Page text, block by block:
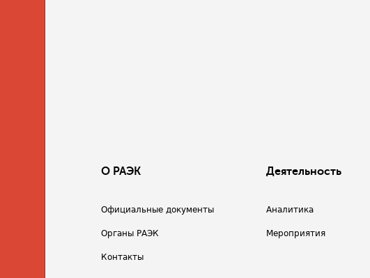
О РАЭК
Официальные документы
Органы РАЭК
Контакты
Деятельность
Аналитика
Мероприятия